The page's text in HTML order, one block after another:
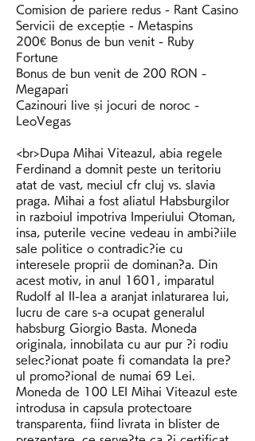
Comision de pariere redus - Rant Casino
Servicii de excepție - Metaspins
200€ Bonus de bun venit - Ruby
Fortune
Bonus de bun venit de 200 RON -
Megapari
Cazinouri live și jocuri de noroc -
LeoVegas
<br>Dupa Mihai Viteazul, abia regele
Ferdinand a domnit peste un teritoriu
atat de vast, meciul cfr cluj vs. slavia
praga. Mihai a fost aliatul Habsburgilor
in razboiul impotriva Imperiului Otoman,
insa, puterile vecine vedeau in ambi?iile
sale politice o contradic?ie cu
interesele proprii de dominan?a. Din
acest motiv, in anul 1601, imparatul
Rudolf al II-lea a aranjat inlaturarea lui,
lucru de care s-a ocupat generalul
habsburg Giorgio Basta. Moneda
originala, innobilata cu aur pur ?i rodiu
selec?ionat poate fi comandata la pre?
ul promo?ional de numai 69 Lei.
Moneda de 100 LEI Mihai Viteazul este
introdusa in capsula protectoare
transparenta, fiind livrata in blister de